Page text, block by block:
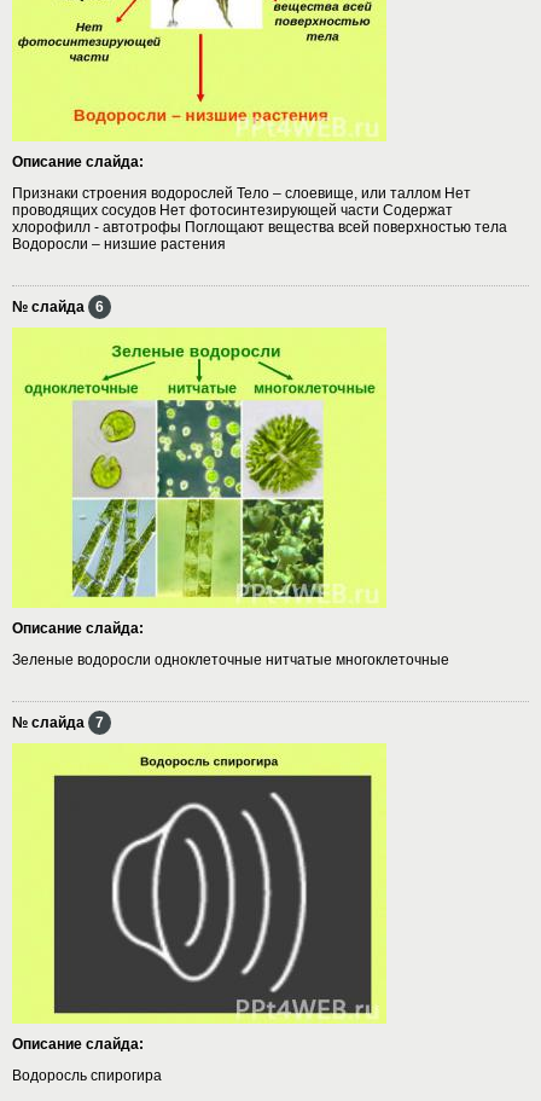
Описание слайда:
Признаки строения водорослей Тело – слоевище, или таллом Нет
проводящих сосудов Нет фотосинтезирующей части Содержат
хлорофилл - автотрофы Поглощают вещества всей поверхностью тела
Водоросли – низшие растения
№ слайда 6
Описание слайда:
Зеленые водоросли одноклеточные нитчатые многоклеточные
№ слайда 7
Описание слайда:
Водоросль спирогира